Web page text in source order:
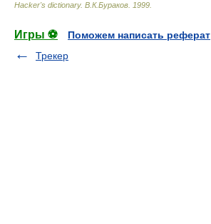
Hacker's dictionary. В.К.Бураков 1999
Игры ⚽
Поможем написать реферат
Трекер